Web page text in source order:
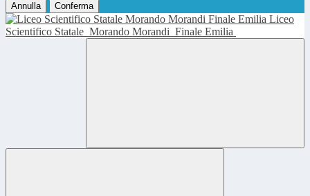
Annulla Conferma
Liceo
Scientifico Statale Morando Morandi Finale Emilia